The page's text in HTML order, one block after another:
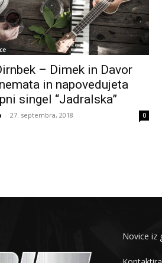
– Dimek in Davor
in napovedujeta
singel “Jadralska”
- 27. septembra, 2018 0
Novice iz